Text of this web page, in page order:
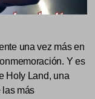
una vez más en
Y es
Holy Land, una
las más